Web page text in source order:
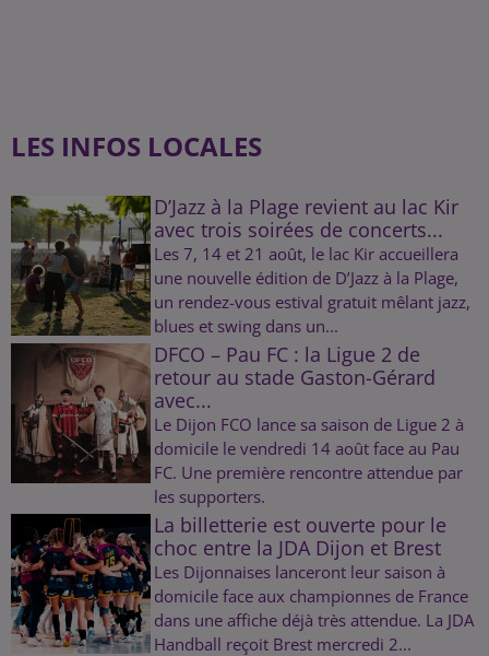
LES INFOS LOCALES
D’Jazz à la Plage revient au lac Kir
avec trois soirées de concerts...
Les 7, 14 et 21 août, le lac Kir accueillera
une nouvelle édition de D’Jazz à la Plage,
un rendez-vous estival gratuit mêlant jazz,
blues et swing dans un...
DFCO – Pau FC : la Ligue 2 de
retour au stade Gaston-Gérard
avec...
Le Dijon FCO lance sa saison de Ligue 2 à
domicile le vendredi 14 août face au Pau
FC. Une première rencontre attendue par
les supporters.
La billetterie est ouverte pour le
choc entre la JDA Dijon et Brest
Les Dijonnaises lanceront leur saison à
domicile face aux championnes de France
dans une affiche déjà très attendue. La JDA
Handball reçoit Brest mercredi 2...